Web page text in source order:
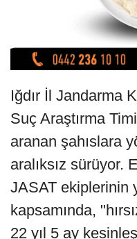
Iğdır İl Jandarma
Suç Araştırma
aranan şahıslara
aralıksız sürüyor.
JASAT ekiplerinin
kapsamında,
22 yıl 5 ay